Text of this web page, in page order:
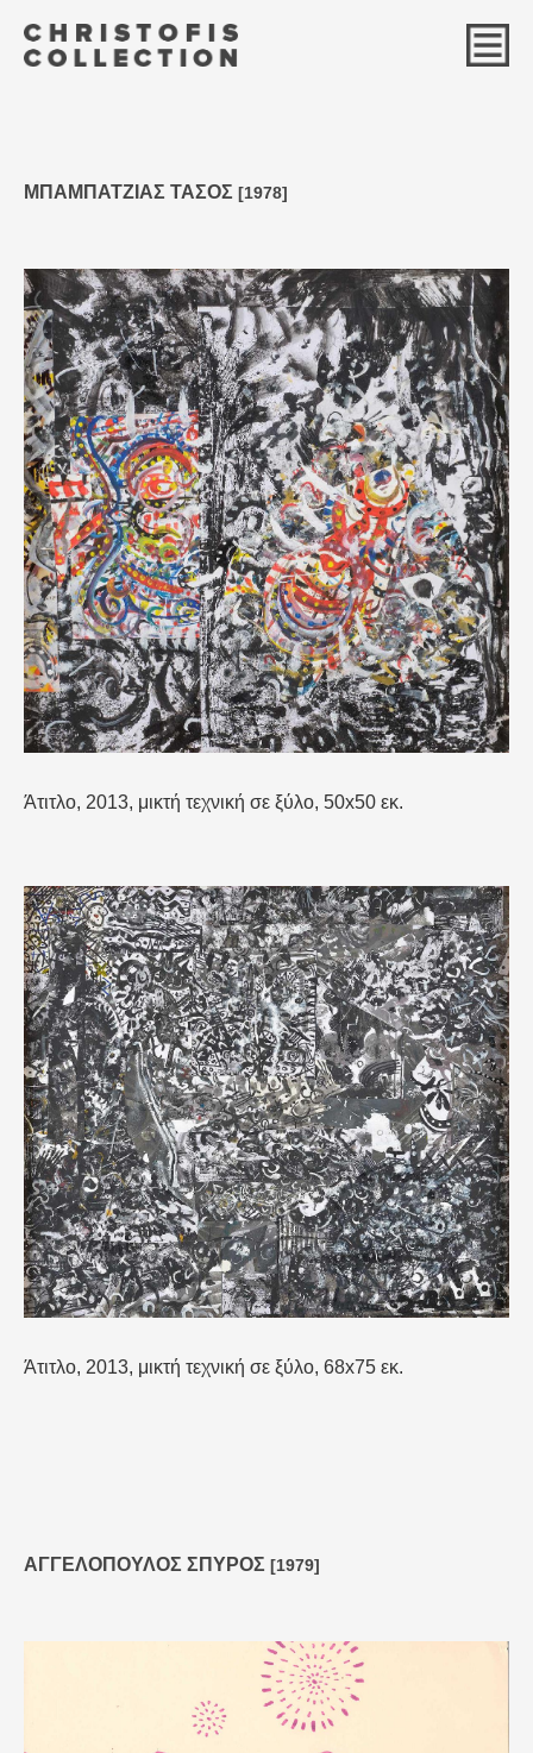
ΜΠΑΜΠΑΤΖΙΑΣ ΤΑΣΟΣ [1978]
Άτιτλο, 2013, μικτή τεχνική σε ξύλο, 50x50 εκ.
Άτιτλο, 2013, μικτή τεχνική σε ξύλο, 68x75 εκ.
ΑΓΓΕΛΟΠΟΥΛΟΣ ΣΠΥΡΟΣ [1979]